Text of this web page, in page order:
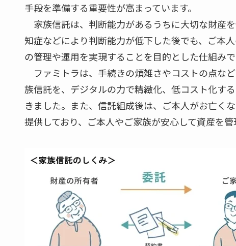
手段を準備する重要性が高まっています。
家族信託は、判断能力があるうちに大切な財産
知症などにより判断能力が低下した後でも、ご本
の管理や運用を実現することを目的とした仕組みで
ファミトラは、手続きの煩雑さやコストの点な
族信託を、デジタルの力で精緻化、低コスト化す
きました。また、信託組成後は、ご本人がお亡く
提供しており、ご本人やご家族が安心して資産を管